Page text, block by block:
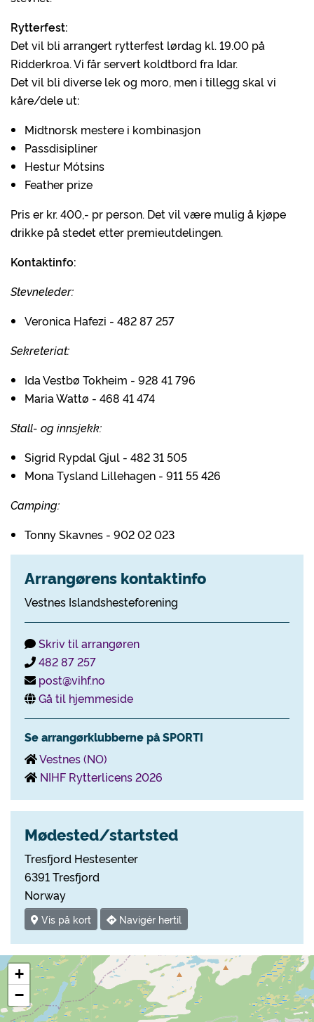
Rytterfest:
Det vil bli arrangert rytterfest lørdag kl. 19.00 på
Ridderkroa. Vi får servert koldtbord fra Idar.
Det vil bli diverse lek og moro, men i tillegg skal vi
kåre/dele ut:
Midtnorsk mestere i kombinasjon
Passdisipliner
Hestur Mótsins
Feather prize
Pris er kr. 400,- pr person. Det vil være mulig å kjøpe
drikke på stedet etter premieutdelingen.
Kontaktinfo:
Stevneleder:
Veronica Hafezi - 482 87 257
Sekreteriat:
Ida Vestbø Tokheim - 928 41 796
Maria Wattø - 468 41 474
Stall- og innsjekk:
Sigrid Rypdal Gjul - 482 31 505
Mona Tysland Lillehagen - 911 55 426
Camping:
Tonny Skavnes - 902 02 023
Arrangørens kontaktinfo
Vestnes Islandshesteforening
Skriv til arrangøren
482 87 257
post@vihf.no
Gå til hjemmeside
Se arrangørklubberne på SPORTI
Vestnes (NO)
NIHF Rytterlicens 2026
Mødested/startsted
Tresfjord Hestesenter
6391 Tresfjord
Norway
Vis på kort Navigér hertil
+
−